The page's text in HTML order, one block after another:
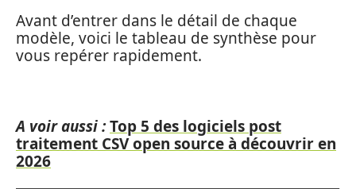
Avant d’entrer dans le détail de chaque
modèle, voici le tableau de synthèse pour
vous repérer rapidement.
A voir aussi :Top 5 des logiciels post
traitement CSV open source à découvrir en
2026